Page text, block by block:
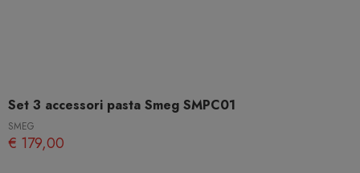
Set 3 accessori pasta Smeg SMPC01
SMEG
€ 179,00